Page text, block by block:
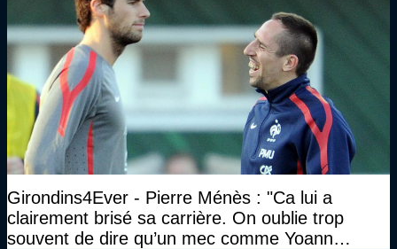
Girondins4Ever - Pierre Ménès : "Ca lui a
clairement brisé sa carrière. On oublie trop
souvent de dire qu’un mec comme Yoann